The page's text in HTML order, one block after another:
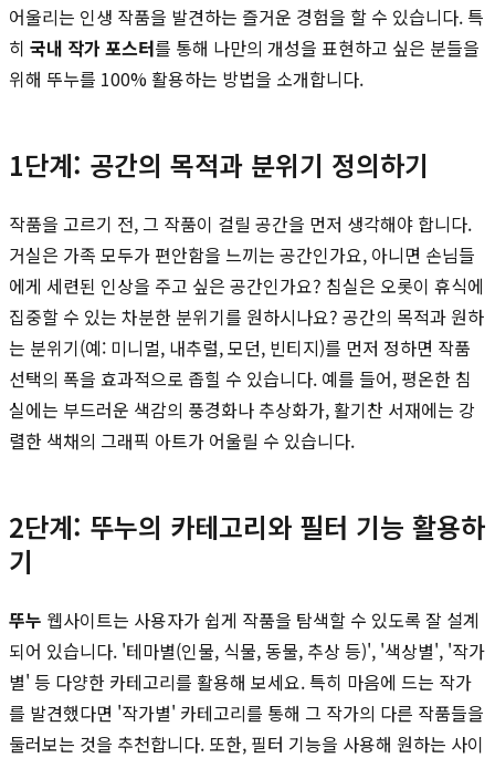
어울리는 인생 작품을 발견하는 즐거운 경험을 할 수 있습니다. 특
히 국내 작가 포스터를 통해 나만의 개성을 표현하고 싶은 분들을
위해 뚜누를 100% 활용하는 방법을 소개합니다.
1단계: 공간의 목적과 분위기 정의하기
작품을 고르기 전, 그 작품이 걸릴 공간을 먼저 생각해야 합니다.
거실은 가족 모두가 편안함을 느끼는 공간인가요, 아니면 손님들
에게 세련된 인상을 주고 싶은 공간인가요? 침실은 오롯이 휴식에
집중할 수 있는 차분한 분위기를 원하시나요? 공간의 목적과 원하
는 분위기(예: 미니멀, 내추럴, 모던, 빈티지)를 먼저 정하면 작품
선택의 폭을 효과적으로 좁힐 수 있습니다. 예를 들어, 평온한 침
실에는 부드러운 색감의 풍경화나 추상화가, 활기찬 서재에는 강
렬한 색채의 그래픽 아트가 어울릴 수 있습니다.
2단계: 뚜누의 카테고리와 필터 기능 활용하
기
뚜누 웹사이트는 사용자가 쉽게 작품을 탐색할 수 있도록 잘 설계
되어 있습니다. '테마별(인물, 식물, 동물, 추상 등)', '색상별', '작가
별' 등 다양한 카테고리를 활용해 보세요. 특히 마음에 드는 작가
를 발견했다면 '작가별' 카테고리를 통해 그 작가의 다른 작품들을
둘러보는 것을 추천합니다. 또한, 필터 기능을 사용해 원하는 사이